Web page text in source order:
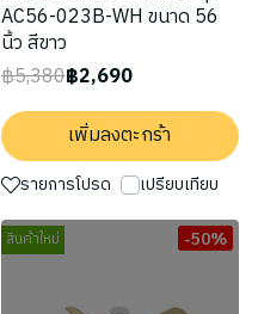
AC56-023B-WH ขนาด 56
นิ้ว สีขาว
฿5,380฿2,690
เพิ่มลงตะกร้า
รายการโปรด เปรียบเทียบ
สินค้าใหม่ -50%